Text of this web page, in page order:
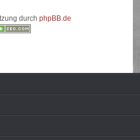
durch phpBB.de